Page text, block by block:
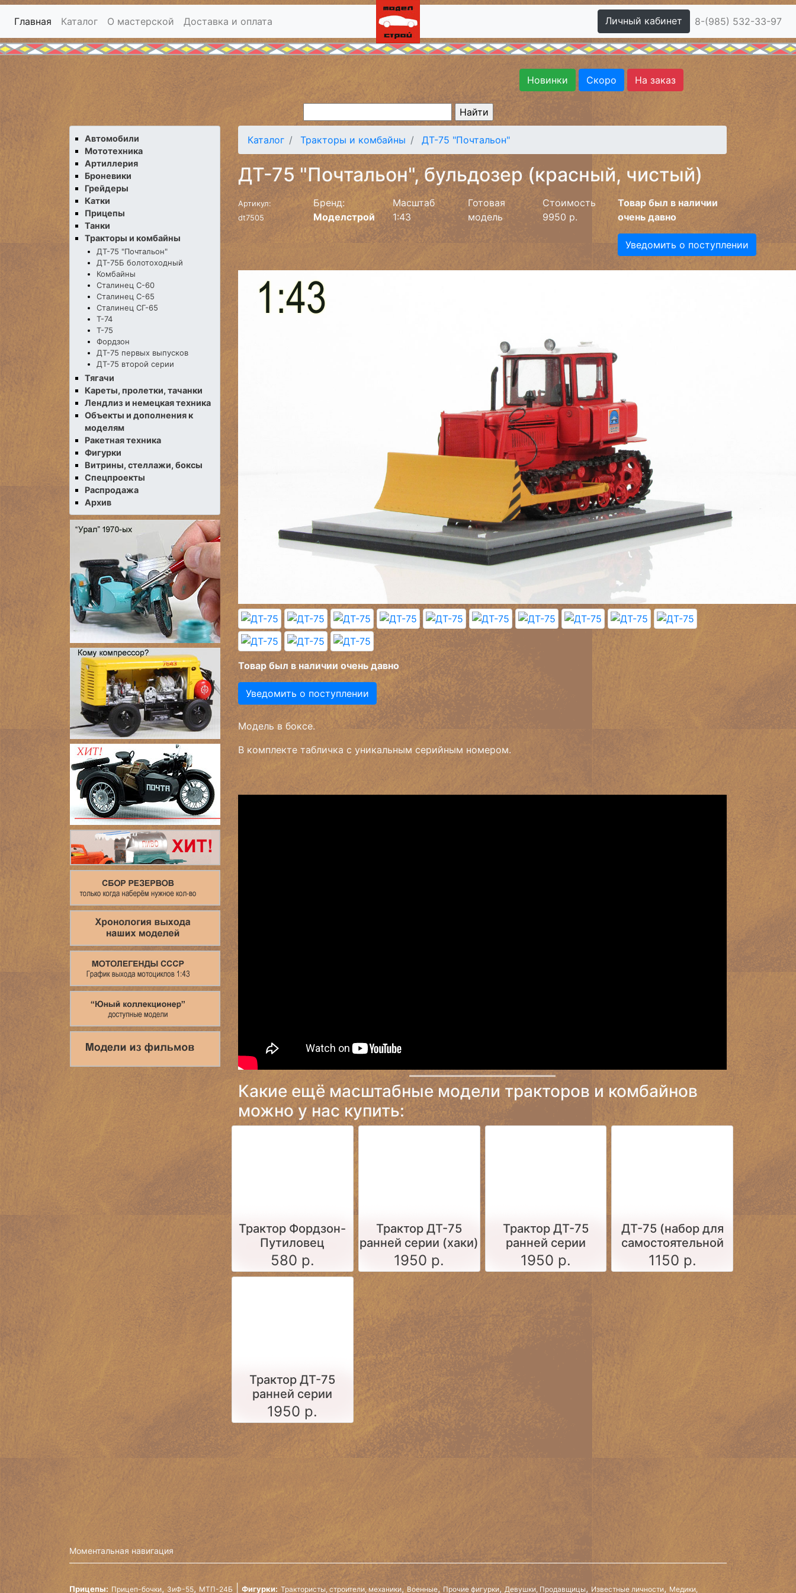
Главная Каталог О мастерской Доставка и оплата Личный кабинет 8-(985) 532-33-97
Новинки Скоро На заказ
Автомобили
Мототехника
Артиллерия
Броневики
Грейдеры
Катки
Прицепы
Танки
Тракторы и комбайны
ДТ-75 "Почтальон"
ДТ-75Б болотоходный
Комбайны
Сталинец С-60
Сталинец С-65
Сталинец СГ-65
Т-74
Т-75
Фордзон
ДТ-75 первых выпусков
ДТ-75 второй серии
Тягачи
Кареты, пролетки, тачанки
Лендлиз и немецкая техника
Объекты и дополнения к
моделям
Ракетная техника
Фигурки
Витрины, стеллажи, боксы
Спецпроекты
Распродажа
Архив
Каталог Тракторы и комбайны ДТ-75 "Почтальон"
ДТ-75 "Почтальон", бульдозер (красный, чистый)
Артикул:
dt7505
Бренд:
Моделстрой
Масштаб
1:43
Готовая
модель
Стоимость
9950 р.
Товар был в наличии
очень давно
Уведомить о поступлении
Товар был в наличии очень давно
Уведомить о поступлении
Модель в боксе.
В комплекте табличка с уникальным серийным номером.
Какие ещё масштабные модели тракторов и комбайнов
можно у нас купить:
Трактор Фордзон-
Путиловец
580 р.
Трактор ДТ-75
ранней серии (хаки)
1950 р.
Трактор ДТ-75
ранней серии
(оранжевый)
1950 р.
ДТ-75 (набор для
самостоятельной
сборки масштаб
1:72)
1150 р.
Трактор ДТ-75
ранней серии
(синий)
1950 р.
Моментальная навигация
Прицепы: Прицеп-бочки, ЗиФ-55, МТП-24Б Фигурки: Трактористы, строители, механики,Военные, Прочие фигурки, Девушки, Продавщицы, Известные личности, Медики,